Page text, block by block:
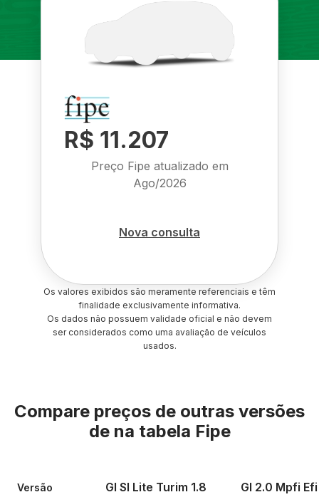
R$ 11.207
Preço Fipe atualizado em
Ago/2026
Nova consulta
Os valores exibidos são meramente referenciais e têm
finalidade exclusivamente informativa.
Os dados não possuem validade oficial e não devem
ser considerados como uma avaliação de veículos
usados.
Compare preços de outras versões
de na tabela Fipe
Versão Gl Sl Lite Turim 1.8 Gl 2.0 Mpfi Efi